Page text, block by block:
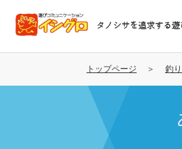
コ
テ
タノシサを追求する
トップページ 釣